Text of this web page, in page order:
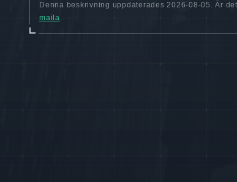
Denna beskrivning uppdaterades 2026-08-05. Är
maila.